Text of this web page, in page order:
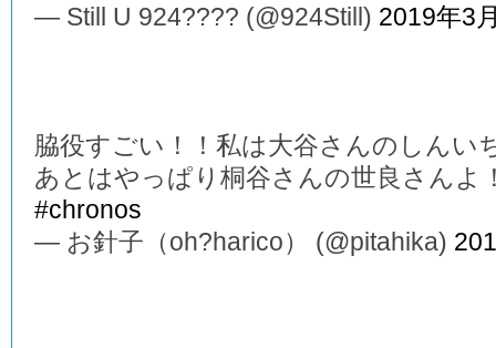
— Still U 924???? (@924Still) 2019年3
脇役すごい！！私は大谷さんのしんい
あとはやっぱり桐谷さんの世良さんよ
#chronos
— お針子（oh?harico） (@pitahika)